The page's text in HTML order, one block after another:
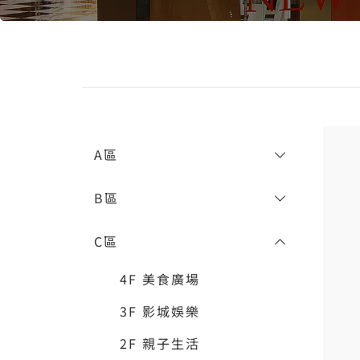
A區
B區
C區
4F 美食廣場
3F 影城娛樂
2F 親子生活